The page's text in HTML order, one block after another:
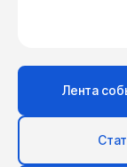
Лента